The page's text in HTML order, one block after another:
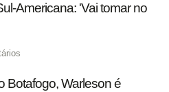
Americana: 'Vai tomar no
Botafogo, Warleson é